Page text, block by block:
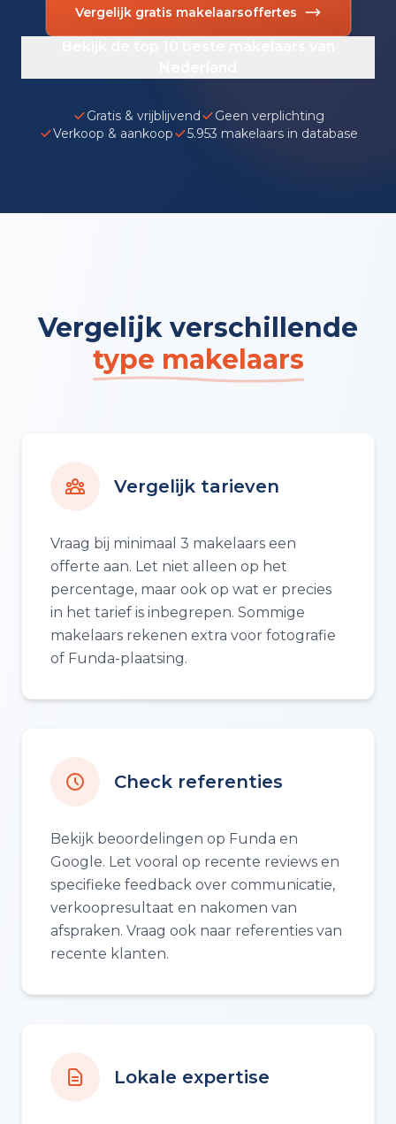
Vergelijk gratis makelaarsoffertes
Gratis & vrijblijvend
Geen verplichting
Verkoop & aankoop
5.953 makelaars in database
Vergelijk verschillende
type makelaars
Vergelijk tarieven
Vraag bij minimaal 3 makelaars een
offerte aan. Let niet alleen op het
percentage, maar ook op wat er precies
in het tarief is inbegrepen. Sommige
makelaars rekenen extra voor fotografie
of Funda-plaatsing.
Check referenties
Bekijk beoordelingen op Funda en
Google. Let vooral op recente reviews en
specifieke feedback over communicatie,
verkoopresultaat en nakomen van
afspraken. Vraag ook naar referenties van
recente klanten.
Lokale expertise